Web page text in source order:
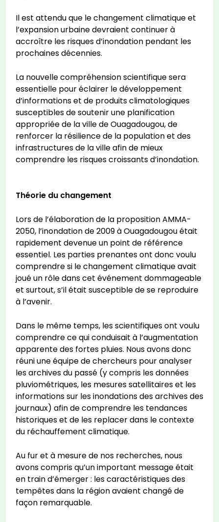
Il est attendu que le changement climatique et
l’expansion urbaine devraient continuer à
accroître les risques d’inondation pendant les
prochaines décennies.
La nouvelle compréhension scientifique sera
essentielle pour éclairer le développement
d’informations et de produits climatologiques
susceptibles de soutenir une planification
appropriée de la ville de Ouagadougou, de
renforcer la résilience de la population et des
infrastructures de la ville afin de mieux
comprendre les risques croissants d’inondation.
Théorie du changement
Lors de l’élaboration de la proposition AMMA-
2050, l’inondation de 2009 à Ouagadougou était
rapidement devenue un point de référence
essentiel. Les parties prenantes ont donc voulu
comprendre si le changement climatique avait
joué un rôle dans cet événement dommageable
et surtout, s’il était susceptible de se reproduire
à l’avenir.
Dans le même temps, les scientifiques ont voulu
comprendre ce qui conduisait à l’augmentation
apparente des fortes pluies. Nous avons donc
réuni une équipe de chercheurs pour analyser
les archives du passé (y compris les données
pluviométriques, les mesures satellitaires et les
informations sur les inondations des archives des
journaux) afin de comprendre les tendances
historiques et de les replacer dans le contexte
du réchauffement climatique.
Au fur et à mesure de nos recherches, nous
avons compris qu’un important message était
en train d’émerger : les caractéristiques des
tempêtes dans la région avaient changé de
façon remarquable.